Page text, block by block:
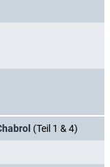
(Teil 1 & 4)